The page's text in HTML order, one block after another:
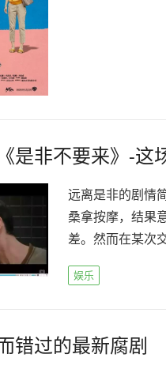
是非不要来》-这
远离是非的剧情
桑拿按摩，结果
差。然而在某次
娱乐
错过的最新腐剧